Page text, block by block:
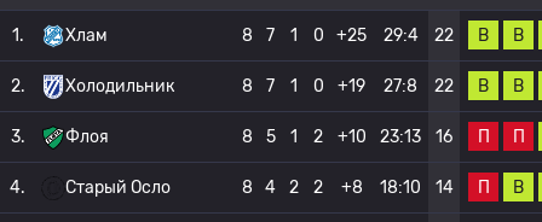
1. Хлам 8 7 1 0 +25 29:4 22 В В
2. Холодильник 8 7 1 0 +19 27:8 22 В В
3. Флоя 8 5 1 2 +10 23:13 16 П П
4. Старый Осло 8 4 2 2 +8 18:10 14 П В